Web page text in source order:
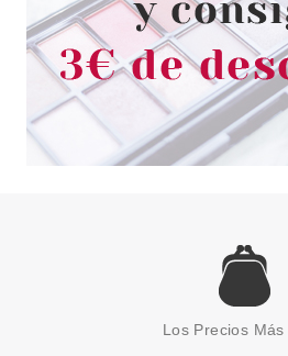
Los Precios Más